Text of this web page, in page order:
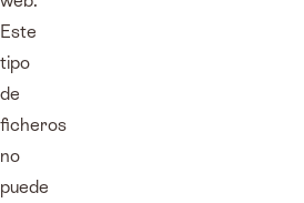
Este
tipo
de
ficheros
no
puede